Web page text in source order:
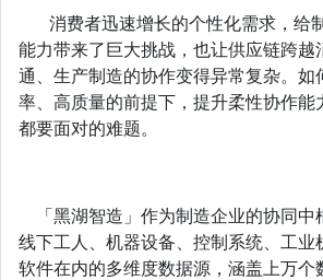
消费者迅速增长的个性化需求，给
能力带来了巨大挑战，也让供应链跨越
通、生产制造的协作变得异常复杂。如
率、高质量的前提下，提升柔性协作能
都要面对的难题。
「黑湖智造」作为制造企业的协同中
线下工人、机器设备、控制系统、工业
软件在内的多维度数据源，涵盖上万个